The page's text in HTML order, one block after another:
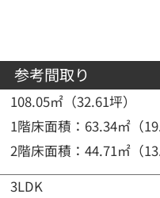
参考間取り
108.05㎡（32.61坪）
1階床面積：63.34㎡（
2階床面積：44.71㎡（
3LDK